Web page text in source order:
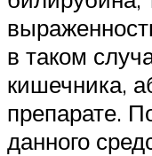
в таком
кишечника,
препарате.
данного